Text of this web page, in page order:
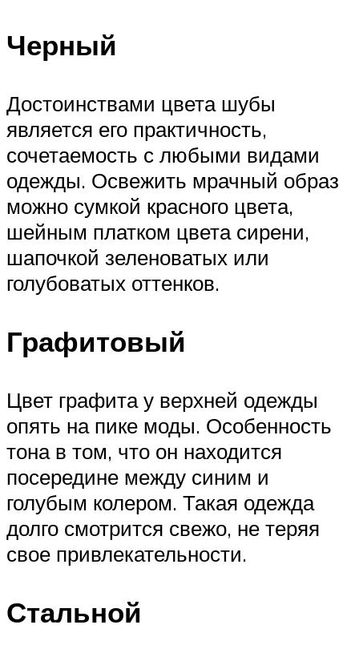
Черный
Достоинствами цвета шубы
является его практичность,
сочетаемость с любыми видами
одежды. Освежить мрачный образ
можно сумкой красного цвета,
шейным платком цвета сирени,
шапочкой зеленоватых или
голубоватых оттенков.
Графитовый
Цвет графита у верхней одежды
опять на пике моды. Особенность
тона в том, что он находится
посередине между синим и
голубым колером. Такая одежда
долго смотрится свежо, не теряя
свое привлекательности.
Стальной